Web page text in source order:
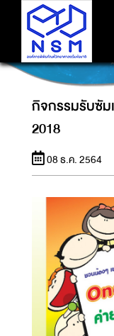
กิจกรรมรับซัม
กิจกรรมรับซัม
2018
08 ธ.ค. 2564